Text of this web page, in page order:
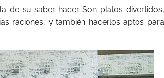
de su saber hacer. Son platos divertidos,
raciones, y también hacerlos aptos para